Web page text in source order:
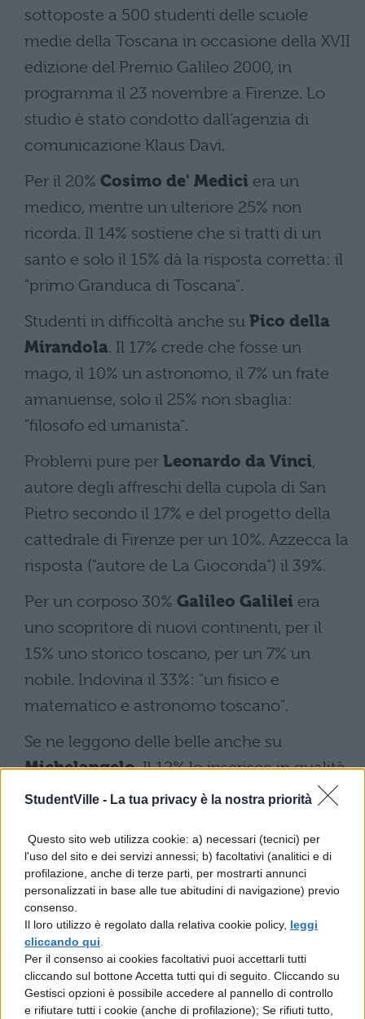
StudentVille - La tua privacy è la nostra priorità
Questo sito web utilizza cookie: a) necessari (tecnici) per
l'uso del sito e dei servizi annessi; b) facoltativi (analitici e di
profilazione, anche di terze parti, per mostrarti annunci
personalizzati in base alle tue abitudini di navigazione) previo
consenso.
Il loro utilizzo è regolato dalla relativa cookie policy, leggi
cliccando qui
Per il consenso ai cookies facoltativi puoi accettarli tutti
cliccando sul bottone Accetta tutti qui di seguito. Cliccando su
Gestisci opzioni è possibile accedere al pannello di controllo
e rifiutare tutti i cookie (anche di profilazione); Se rifiuti tutto,
sottoposte a 500 studenti delle scuole
medie della Toscana in occasione della XVII
edizione del Premio Galileo 2000, in
programma il 23 novembre a Firenze. Lo
studio è stato condotto dall’agenzia di
comunicazione Klaus Davi.
Per il 20% Cosimo de' Medici era un
medico, mentre un ulteriore 25% non
ricorda. Il 14% sostiene che si tratti di un
santo e solo il 15% dà la risposta corretta: il
"primo Granduca di Toscana".
Studenti in difficoltà anche su Pico della
Mirandola. Il 17% crede che fosse un
mago, il 10% un astronomo, il 7% un frate
amanuense, solo il 25% non sbaglia:
"filosofo ed umanista".
Problemi pure per Leonardo da Vinci,
autore degli affreschi della cupola di San
Pietro secondo il 17% e del progetto della
cattedrale di Firenze per un 10%. Azzecca la
risposta ("autore de La Gioconda") il 39%.
Per un corposo 30% Galileo Galilei era
uno scopritore di nuovi continenti, per il
15% uno storico toscano, per un 7% un
nobile. Indovina il 33%: "un fisico e
matematico e astronomo toscano".
Se ne leggono delle belle anche su
Michelangelo. Il 12% lo inserisce in qualità
di Duca di Firenze, il 7% lo colloca tra i
per il 29% "scultore, pittore poeta".